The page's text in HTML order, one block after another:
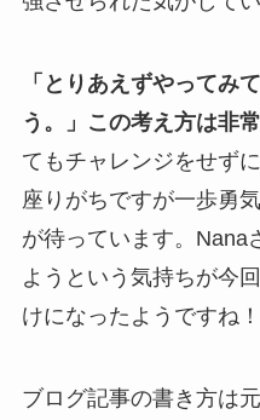
「とりあえずやってみ
う。」この考え方は非
てもチャレンジをせず
座りがちですが一歩勇
が待っています。Nana
ようという気持ちが今
けになったようですね！
ブログ記事の書き方は